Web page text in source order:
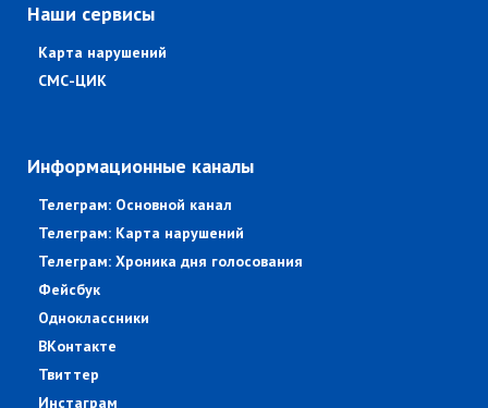
Наши сервисы
Карта нарушений
СМС-ЦИК
Информационные каналы
Телеграм: Основной канал
Телеграм: Карта нарушений
Телеграм: Хроника дня голосования
Фейсбук
Одноклассники
ВКонтакте
Твиттер
Инстаграм